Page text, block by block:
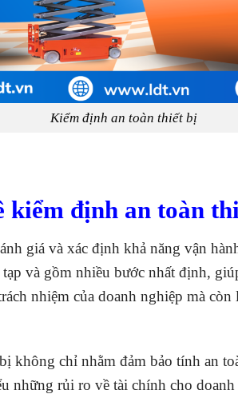
Kiểm định an toàn thiết bị
kiểm định an toàn
giá và xác định khả năng vận
và gồm nhiều bước nhất định,
nhiệm của doanh nghiệp mà
không chỉ nhằm đảm bảo tính an
những rủi ro về tài chính cho